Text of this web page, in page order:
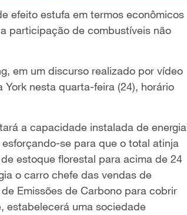
efeito estufa em termos econômicos
participação de combustíveis não
em um discurso realizado por vídeo
nesta quarta-feira (24), horário
a capacidade instalada de energia
se para que o total atinja
estoque florestal para acima de 24
o carro chefe das vendas de
Emissões de Carbono para cobrir
estabelecerá uma sociedade